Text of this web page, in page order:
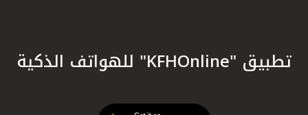
تطبيق "KFHOnline" للهواتف الذكية